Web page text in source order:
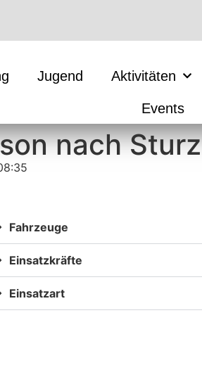
Jugend Aktivitäten
Events
nach Sturz
Fahrzeuge
Einsatzkräfte
Einsatzart